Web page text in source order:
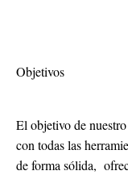
Objetivos
El objetivo de
con todas las
de forma sólida,